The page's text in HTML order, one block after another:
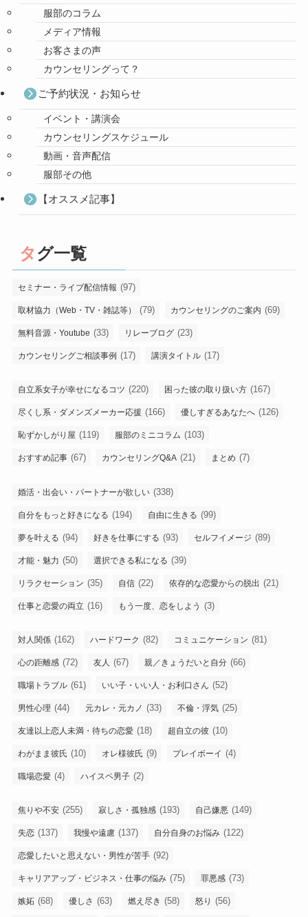
服部のコラム
メディア情報
お客さまの声
カウンセリングって？
ご予約状況・お知らせ
イベント・講演会
カウンセリングスケジュール
動画・音声配信
服部その他
【オススメ記事】
タグ一覧
セミナー・ライブ配信情報 (97)
取材協力（Web・TV・雑誌等） (79) カウンセリングのご案内 (69)
無料音源・Youtube (33) リレーブログ (23)
カウンセリングご相談事例 (17) 講演タイトル (17)
自立系女子が幸せになるコツ (220) 困った彼の取り扱い方 (167)
尽くし系・ダメンズメーカー応援 (166) 優しすぎるあなたへ (126)
恥ずかしがり屋 (119) 服部のミニコラム (103)
おすすめ記事 (67) カウンセリングQ&A (21) まとめ (7)
婚活・出会い・パートナーが欲しい (338)
自分をもっと好きになる (194) 自由に生きる (99)
夢を叶える (94) 好きを仕事にする (93) セルフイメージ (89)
才能・魅力 (50) 選択できる私になる (39)
リラクセーション (35) 自信 (22) 依存的な恋愛からの脱出 (21)
仕事と恋愛の両立 (16) もう一度、恋をしよう (3)
対人関係 (162) ハードワーク (82) コミュニケーション (81)
心の距離感 (72) 友人 (67) 親／きょうだいと自分 (66)
職場トラブル (61) いい子・いい人・お利口さん (52)
男性心理 (44) 元カレ・元カノ (33) 不倫・浮気 (25)
友達以上恋人未満・待ちの恋愛 (18) 超自立の彼 (10)
わがまま彼氏 (10) オレ様彼氏 (9) プレイボーイ (4)
職場恋愛 (4) ハイスペ男子 (2)
焦りや不安 (255) 寂しさ・孤独感 (193) 自己嫌悪 (149)
失恋 (137) 我慢や遠慮 (137) 自分自身のお悩み (122)
恋愛したいと思えない・男性が苦手 (92)
キャリアアップ・ビジネス・仕事の悩み (75) 罪悪感 (73)
嫉妬 (68) 優しさ (63) 燃え尽き (58) 怒り (56)